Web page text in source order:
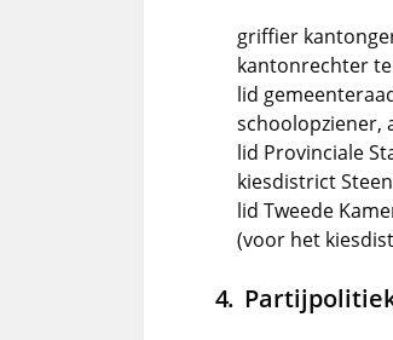
griffier
kantonrechter
lid
schoolopziener,
lid Provinciale
kiesdistrict
lid Tweede
(voor het